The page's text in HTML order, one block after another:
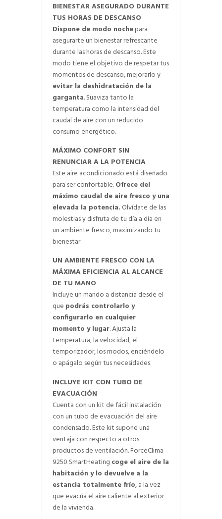
BIENESTAR ASEGURADO DURANTE
TUS HORAS DE DESCANSO
Dispone de modo nochepara
asegurarte un bienestar refrescante
durante las horas de descanso. Este
modo tiene el objetivo de respetar tus
momentos de descanso, mejorarlo y
evitar la deshidratación de la
garganta. Suaviza tanto la
temperatura como la intensidad del
caudal de aire con un reducido
consumo energético.
MÁXIMO CONFORT SIN
RENUNCIAR A LA POTENCIA
Este aire acondicionado está diseñado
para ser confortable.Ofrece del
máximo caudal de aire fresco y una
elevada la potencia. Olvídate de las
molestias y disfruta de tu día a día en
un ambiente fresco, maximizando tu
bienestar.
UN AMBIENTE FRESCO CON LA
MÁXIMA EFICIENCIA AL ALCANCE
DE TU MANO
Incluye un mando a distancia desde el
que podrás controlarlo y
configurarlo en cualquier
momento y lugar. Ajusta la
temperatura, la velocidad, el
temporizador, los modos, enciéndelo
o apágalo según tus necesidades.
INCLUYE KIT CON TUBO DE
EVACUACIÓN
Cuenta con un kit de fácil instalación
con un tubo de evacuación del aire
condensado. Este kit supone una
ventaja con respecto a otros
productos de ventilación. ForceClima
9250 SmartHeating coge el aire de la
habitación y lo devuelve a la
estancia totalmente frío, a la vez
que evacúa el aire caliente al exterior
de la vivienda.